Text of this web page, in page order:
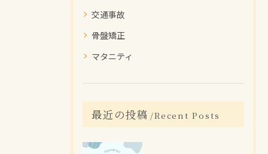
交通事故
骨盤矯正
マタニティ
最近の投稿 Recent Posts